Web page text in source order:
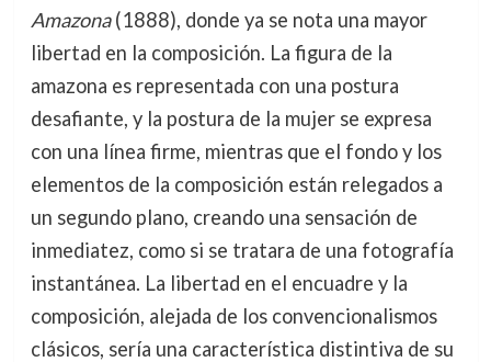
Amazona(1888), donde ya se nota una mayor
libertad en la composición. La figura de la
amazona es representada con una postura
desafiante, y la postura de la mujer se expresa
con una línea firme, mientras que el fondo y los
elementos de la composición están relegados a
un segundo plano, creando una sensación de
inmediatez, como si se tratara de una fotografía
instantánea. La libertad en el encuadre y la
composición, alejada de los convencionalismos
clásicos, sería una característica distintiva de su